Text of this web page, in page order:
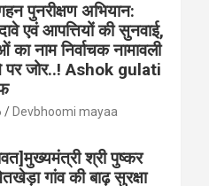
पुनरीक्षण अभियान:
एवं आपत्तियों की सुनवाई,
का नाम निर्वाचक नामावली
पर जोर..! Ashok gulati
Devbhoomi mayaa
श्री पुष्कर
गांव की बाढ़ सुरक्षा